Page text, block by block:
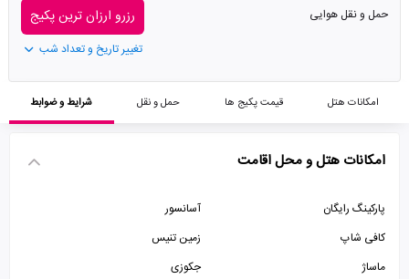
حمل و نقل هوایی
رزرو ارزان ترین پکیج
تغییر تاریخ و تعداد شب
امکانات هتل قیمت پکیج ها حمل و نقل شرایط و ضوابط
امکانات هتل و محل اقامت
پارکینگ رایگان
آسانسور
کافی شاپ
زمین تنیس
ماساژ
جکوزی